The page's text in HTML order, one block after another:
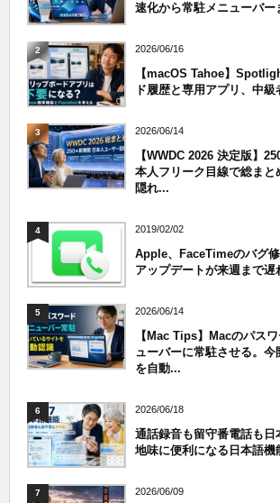
速化から常駐メニューバー
2 2026/06/16
【macOS Tahoe】
ド履歴と専用アプリ、中
3 2026/06/14
【WWDC 2026 決定版】
本人フリーク目線で総まと
隠れ...
4 2019/02/02
Apple、FaceTimeのバグ
アップデートが来週まで遅
5 2026/06/14
【Mac Tips】Macのパス
ューバーに常駐させる。今
を自動...
6 2026/06/18
通話録音も留守番電話も
地味に便利になる日本語機
7 2026/06/09